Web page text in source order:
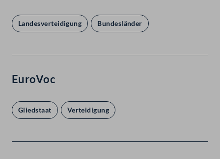
Landesverteidigung Bundesländer
EuroVoc
Gliedstaat Verteidigung